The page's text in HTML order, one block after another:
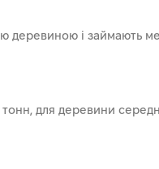
деревиною і займають
для деревини